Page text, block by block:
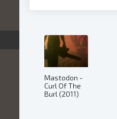
Mastodon -
Curl Of The
Burl (2011)